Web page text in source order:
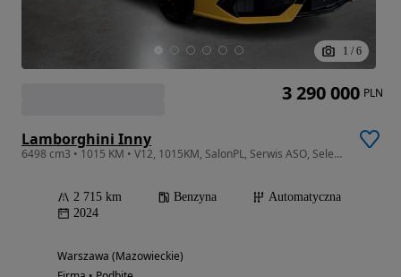
1 / 6
Lamborghini Inny
6498 cm3 • 1015 KM • V12, 1015KM, SalonPL, Serwis ASO, Selezione, VAT23%
2 715 km Benzyna
Automatyczna
2024
Warszawa (Mazowieckie)
3 290 000 PLN